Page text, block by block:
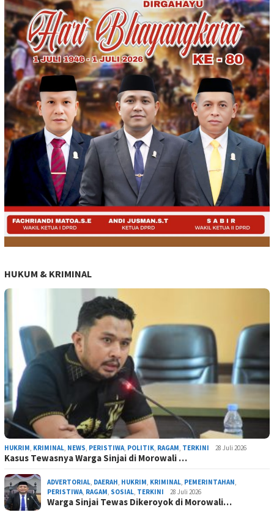
HUKUM & KRIMINAL
HUKRIM, KRIMINAL, NEWS, PERISTIWA, POLITIK, RAGAM, TERKINI 28 Juli 2026
Kasus Tewasnya Warga Sinjai di Morowali …
ADVERTORIAL, DAERAH, HUKRIM, KRIMINAL, PEMERINTAHAN,
PERISTIWA, RAGAM, SOSIAL, TERKINI 28 Juli 2026
Warga Sinjai Tewas Dikeroyok di Morowali…